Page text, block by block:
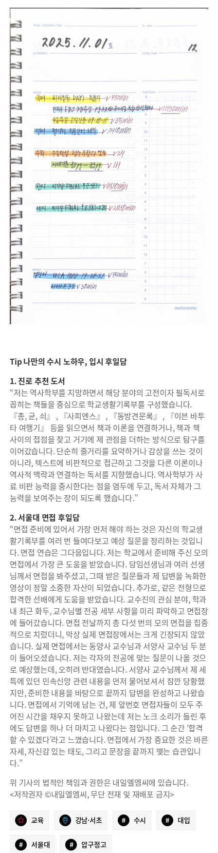
Tip 나만의 수시 노하우, 입시 후일담
1. 진로 추천 도서
“저는 역사학부를 지망하면서 해당 분야의 고전이자 필독서로
꼽히는 책들을 중심으로 학교생활기록부를 구성했습니다.
『총, 균, 쇠』 , 『사피엔스』 , 『동방견문록』 , 『이븐 바투
타 여행기』 등을 읽으면서 책과 이론을 연결하거나, 책과 책
사이의 접점을 찾고 거기에 제 관점을 더하는 방식으로 탐구를
이어갔습니다. 단순히 줄거리를 요약하거나 감상을 쓰는 것이
아니라, 텍스트에 비판적으로 접근하고 그것을 다른 이론이나
역사적 맥락과 연결하는 독서를 지향했습니다. 역사학부가 사
료 비판 능력을 중시한다는 점을 염두에 두고, 독서 자체가 그
능력을 보여주는 장이 되도록 했습니다.”
2. 서울대 면접 후일담
“면접 준비에 있어서 가장 먼저 해야 하는 것은 자신의 학교생
활기록부를 여러 번 들여다보고 예상 질문을 정리하는 것입니
다. 면접 연습은 그다음입니다. 저는 학교에서 준비해 주신 모의
면접에서 가장 큰 도움을 받았습니다. 담임선생님과 여러 선생
님께서 면접을 봐주셨고, 그때 받은 질문들과 제 답변을 녹화한
영상이 정말 소중한 자산이 되었습니다. 추가로, 같은 전형으로
합격한 선배에게 도움을 받았습니다. 교수진의 관심 분야, 학과
내 최근 화두, 교수님별 전공 세부 사항을 미리 파악하고 면접장
에 들어갔습니다. 면접 전날까지 총 다섯 번의 모의 면접을 집중
적으로 치렀더니, 막상 실제 면접장에서는 크게 긴장되지 않았
습니다. 실제 면접에서는 동양사 교수님과 서양사 교수님 두 분
이 들어오셨습니다. 저는 각자의 전공에 맞는 질문이 나올 것으
로 예상했는데, 오히려 반대였습니다. 서양사 교수님께서 제 세
특에 있던 민속신앙 관련 내용을 먼저 물어보셔서 잠깐 당황했
지만, 준비한 내용을 바탕으로 끝까지 답변을 완성하고 나왔습
니다. 면접에서 기억에 남는 건, 제 앞번호 면접자들이 모두 주
어진 시간을 채우지 못하고 나왔는데 저는 노크 소리가 들린 후
에도 답변을 하나 더 마치고 나왔다는 점입니다. 그 순간 ‘합격
할 수 있겠다’라고 느꼈습니다. 면접에서 가장 중요한 것은 바른
자세, 자신감 있는 태도, 그리고 문장을 끝까지 맺는 습관입니
다.”
위 기사의 법적인 책임과 권한은 내일엘엠씨에 있습니다.
<저작권자 ©내일엘엠씨, 무단 전재 및 재배포 금지>
교육 강남·서초 # 수시 # 대입
# 서울대 # 압구정고